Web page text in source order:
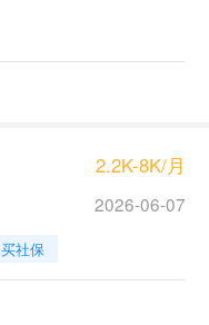
2.2K-8K/月
2026-06-07
买社保